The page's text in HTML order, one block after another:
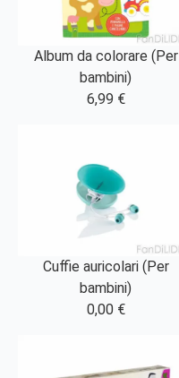
Album da colorare (Per
bambini)
6,99 €
Cuffie auricolari (Per
bambini)
0,00 €